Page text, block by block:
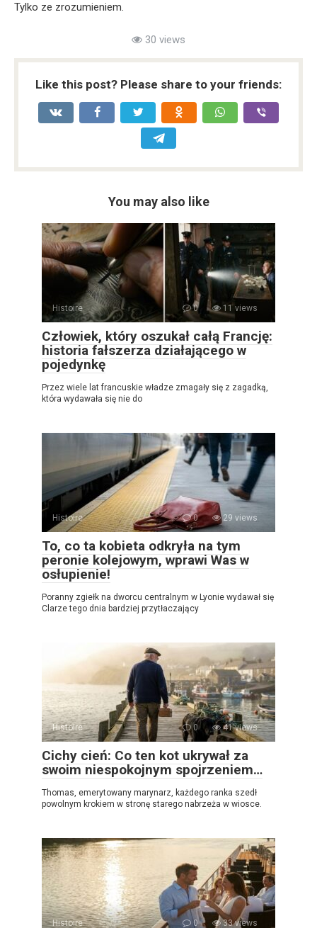
Tylko ze zrozumieniem.
30 views
Like this post? Please share to your friends:
You may also like
Histoire 0 11 views
Człowiek, który oszukał całą Francję:
historia fałszerza działającego w
pojedynkę
Przez wiele lat francuskie władze zmagały się z zagadką,
która wydawała się nie do
Histoire 0 29 views
To, co ta kobieta odkryła na tym
peronie kolejowym, wprawi Was w
osłupienie!
Poranny zgiełk na dworcu centralnym w Lyonie wydawał się
Clarze tego dnia bardziej przytłaczający
Histoire 0 41 views
Cichy cień: Co ten kot ukrywał za
swoim niespokojnym spojrzeniem…
Thomas, emerytowany marynarz, każdego ranka szedł
powolnym krokiem w stronę starego nabrzeża w wiosce.
Histoire 0 33 views